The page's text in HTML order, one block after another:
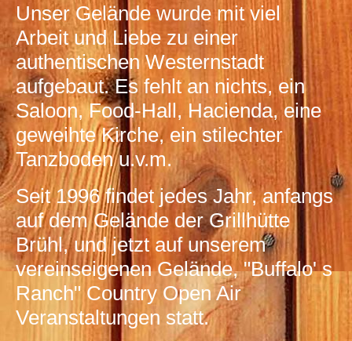
Unser Gelände wurde mit viel
Arbeit und Liebe zu einer
authentischen Westernstadt
aufgebaut. Es fehlt an nichts, ein
Saloon, Food-Hall, Hacienda, eine
geweihte Kirche, ein stilechter
Tanzboden u.v.m.
Seit 1996 findet jedes Jahr, anfangs
auf dem Gelände der Grillhütte
Brühl, und jetzt auf unserem
vereinseigenen Gelände, "Buffalo' s
Ranch" Country Open Air
Veranstaltungen statt.